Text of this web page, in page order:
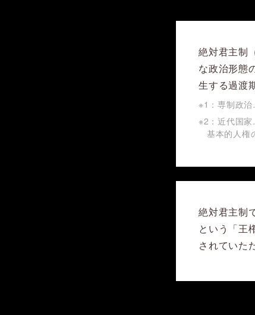
絶対君主制
な政治形態
生する過渡
※1：専制政治
※2：近代国家
基本的人権
絶対君主制
という「王
されていた